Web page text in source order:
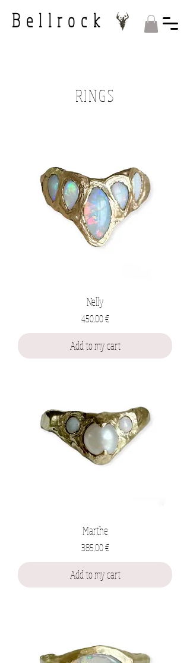
Bellrock
RINGS
Nelly
Prix
450,00 €
Add to my cart
Marthe
Prix
385,00 €
Add to my cart